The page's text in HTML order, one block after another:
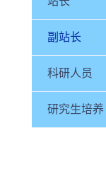
副站长
科研人员
研究生培养